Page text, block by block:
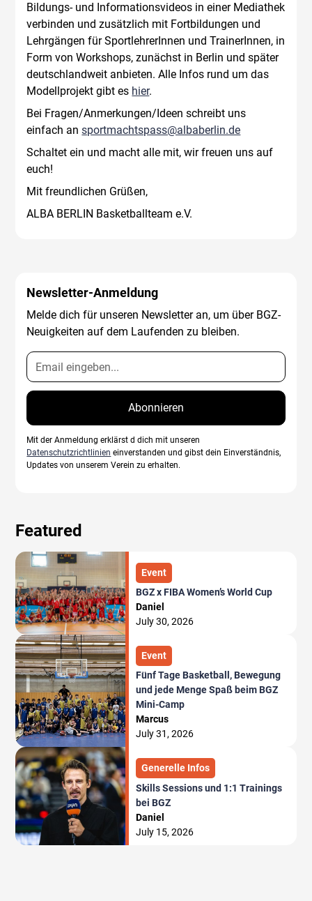
Bildungs- und Informationsvideos in einer Mediathek
verbinden und zusätzlich mit Fortbildungen und
Lehrgängen für SportlehrerInnen und TrainerInnen, in
Form von Workshops, zunächst in Berlin und später
deutschlandweit anbieten. Alle Infos rund um das
Modellprojekt gibt es hier.
Bei Fragen/Anmerkungen/Ideen schreibt uns
einfach ansportmachtspass@albaberlin.de
Schaltet ein und macht alle mit, wir freuen uns auf
euch!
Mit freundlichen Grüßen,
ALBA BERLIN Basketballteam e.V.
Newsletter-Anmeldung
Melde dich für unseren Newsletter an, um über BGZ-
Neuigkeiten auf dem Laufenden zu bleiben.
Mit der Anmeldung erklärst d dich mit unseren
Datenschutzrichtlinien einverstanden und gibst dein Einverständnis,
Updates von unserem Verein zu erhalten.
Featured
Event
BGZ x FIBA Women’s World Cup
Daniel
July 30, 2026
Event
Fünf Tage Basketball, Bewegung
und jede Menge Spaß beim BGZ
Mini-Camp
Marcus
July 31, 2026
Generelle Infos
Skills Sessions und 1:1 Trainings
bei BGZ
Daniel
July 15, 2026